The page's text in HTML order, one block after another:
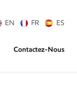
EN FR ES
Contactez-Nous